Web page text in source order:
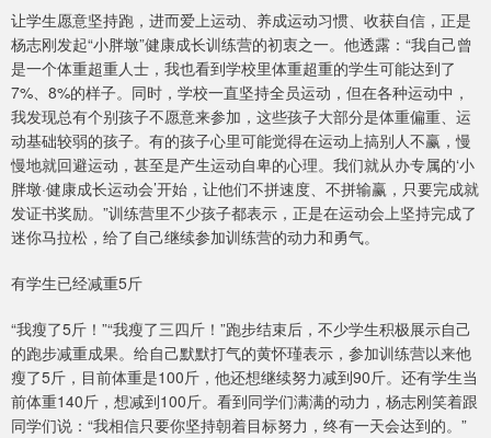
让学生愿意坚持跑，进而爱上运动、养成运动习惯、收获自信，正是
杨志刚发起“小胖墩”健康成长训练营的初衷之一。他透露：“我自己曾
是一个体重超重人士，我也看到学校里体重超重的学生可能达到了
7%、8%的样子。同时，学校一直坚持全员运动，但在各种运动中，
我发现总有个别孩子不愿意来参加，这些孩子大部分是体重偏重、运
动基础较弱的孩子。有的孩子心里可能觉得在运动上搞别人不赢，慢
慢地就回避运动，甚至是产生运动自卑的心理。我们就从办专属的‘小
胖墩·健康成长运动会’开始，让他们不拼速度、不拼输赢，只要完成就
发证书奖励。”训练营里不少孩子都表示，正是在运动会上坚持完成了
迷你马拉松，给了自己继续参加训练营的动力和勇气。
有学生已经减重5斤
“我瘦了5斤！”“我瘦了三四斤！”跑步结束后，不少学生积极展示自己
的跑步减重成果。给自己默默打气的黄怀瑾表示，参加训练营以来他
瘦了5斤，目前体重是100斤，他还想继续努力减到90斤。还有学生当
前体重140斤，想减到100斤。看到同学们满满的动力，杨志刚笑着跟
同学们说：“我相信只要你坚持朝着目标努力，终有一天会达到的。”